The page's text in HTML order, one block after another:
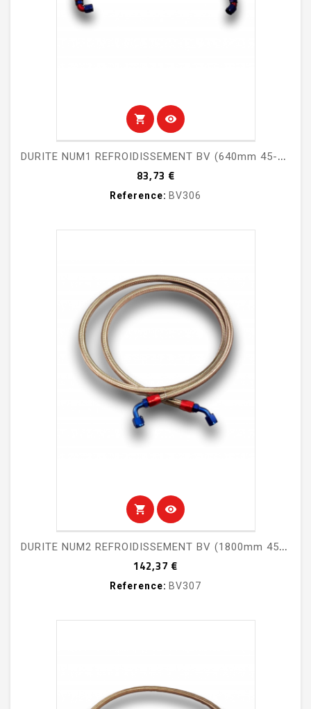
shopping_cart visibility
D
URITE NUM1 REFROIDISSEMENT BV (640mm 45-90)
83,73 €Prix
Reference: BV306
shopping_cart visibility
D
URITE NUM2 REFROIDISSEMENT BV (1800mm 45-90)
142,37 €
Reference: BV307